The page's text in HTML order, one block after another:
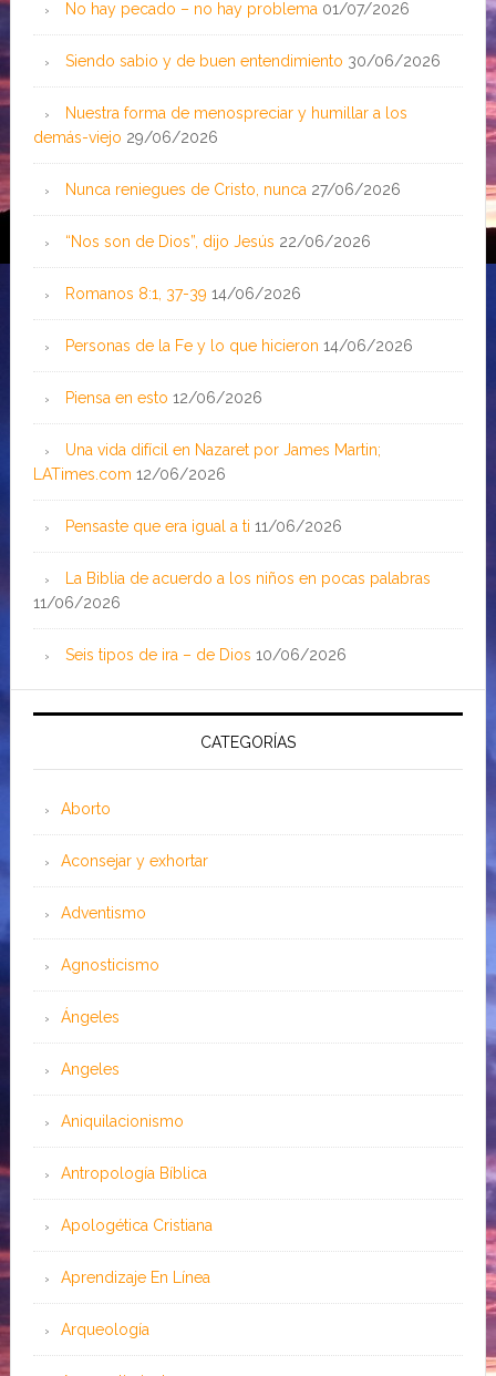
No hay pecado – no hay problema 01/07/2026
Siendo sabio y de buen entendimiento 30/06/2026
Nuestra forma de menospreciar y humillar a los
demás-viejo 29/06/2026
Nunca reniegues de Cristo, nunca 27/06/2026
“Nos son de Dios”, dijo Jesús 22/06/2026
Romanos 8:1, 37-39 14/06/2026
Personas de la Fe y lo que hicieron 14/06/2026
Piensa en esto 12/06/2026
Una vida difícil en Nazaret por James Martin;
LATimes.com 12/06/2026
Pensaste que era igual a ti 11/06/2026
La Biblia de acuerdo a los niños en pocas palabras
11/06/2026
Seis tipos de ira – de Dios 10/06/2026
CATEGORÍAS
Aborto
Aconsejar y exhortar
Adventismo
Agnosticismo
Ángeles
Angeles
Aniquilacionismo
Antropología Bíblica
Apologética Cristiana
Aprendizaje En Línea
Arqueología